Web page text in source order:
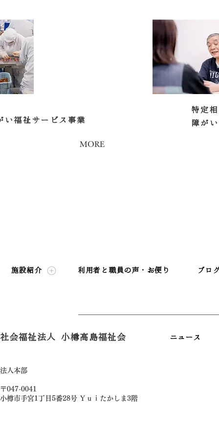
い福祉サービス事業
MORE
特定
障が
施設紹介 利用者と職員の声・お便り ブロ
社会福祉法人 小樽高島福祉会 ニュース
法人本部
〒047-0041
小樽市手宮1丁目5番28号 Ｙｕｉたかしま3階